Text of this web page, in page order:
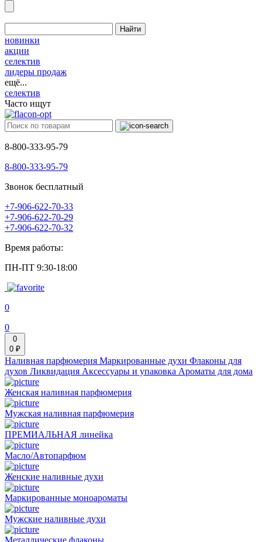
Найти
новинки
акции
селектив
лидеры продаж
ещё...
селектив
Часто ищут
8-800-333-95-79
8-800-333-95-79
Звонок бесплатный
+7-906-622-70-33
+7-906-622-70-29
+7-906-622-70-32
Время работы:
ПН-ПТ 9:30-18:00
0
0
0
0 ₽
Наливная парфюмерия Маркированные духи Флаконы для
духов Ликвидация Аксессуары и упаковка Ароматы для дома
Женская наливная парфюмерия
Мужская наливная парфюмерия
ПРЕМИАЛЬНАЯ линейка
Масло/Автопарфюм
Женские наливные духи
Маркированные моноароматы
Мужские наливные духи
Металлические флаконы